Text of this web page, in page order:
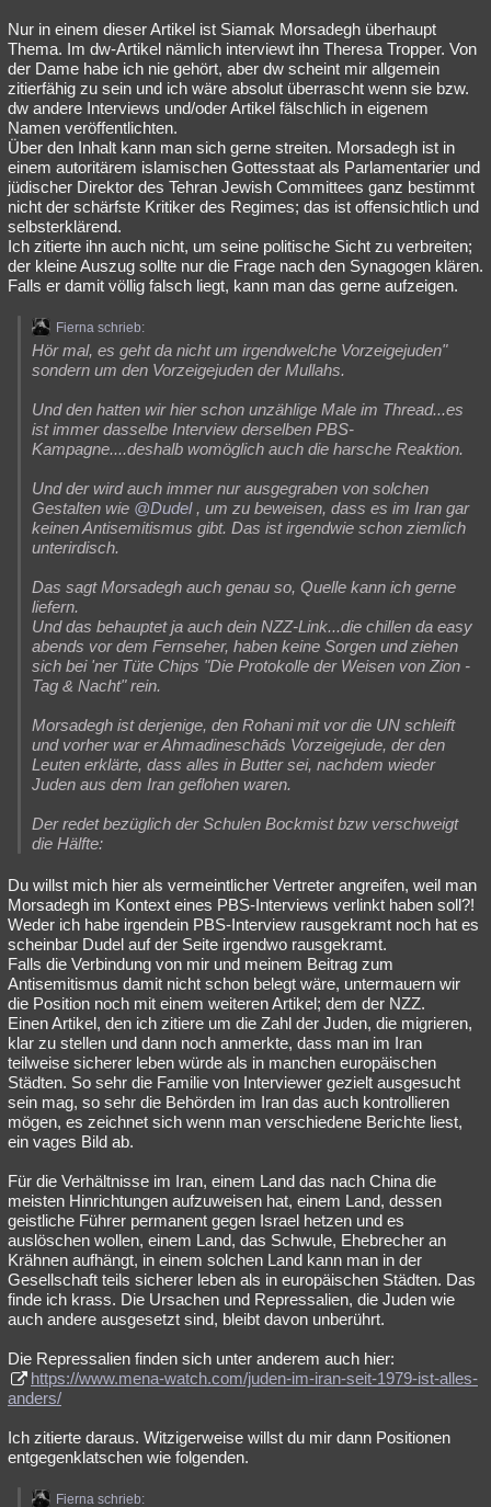
Nur in einem dieser Artikel ist Siamak Morsadegh überhaupt
Thema. Im dw-Artikel nämlich interviewt ihn Theresa Tropper. Von
der Dame habe ich nie gehört, aber dw scheint mir allgemein
zitierfähig zu sein und ich wäre absolut überrascht wenn sie bzw.
dw andere Interviews und/oder Artikel fälschlich in eigenem
Namen veröffentlichten.
Über den Inhalt kann man sich gerne streiten. Morsadegh ist in
einem autoritärem islamischen Gottesstaat als Parlamentarier und
jüdischer Direktor des Tehran Jewish Committees ganz bestimmt
nicht der schärfste Kritiker des Regimes; das ist offensichtlich und
selbsterklärend.
Ich zitierte ihn auch nicht, um seine politische Sicht zu verbreiten;
der kleine Auszug sollte nur die Frage nach den Synagogen klären.
Falls er damit völlig falsch liegt, kann man das gerne aufzeigen.
Fierna schrieb:
Hör mal, es geht da nicht um irgendwelche Vorzeigejuden"
sondern um den Vorzeigejuden der Mullahs.
Und den hatten wir hier schon unzählige Male im Thread...es
ist immer dasselbe Interview derselben PBS-
Kampagne....deshalb womöglich auch die harsche Reaktion.
Und der wird auch immer nur ausgegraben von solchen
Gestalten wie @Dudel, um zu beweisen, dass es im Iran gar
keinen Antisemitismus gibt. Das ist irgendwie schon ziemlich
unterirdisch.
Das sagt Morsadegh auch genau so, Quelle kann ich gerne
liefern.
Und das behauptet ja auch dein NZZ-Link...die chillen da easy
abends vor dem Fernseher, haben keine Sorgen und ziehen
sich bei 'ner Tüte Chips "Die Protokolle der Weisen von Zion -
Tag & Nacht" rein.
Morsadegh ist derjenige, den Rohani mit vor die UN schleift
und vorher war er Ahmadineschāds Vorzeigejude, der den
Leuten erklärte, dass alles in Butter sei, nachdem wieder
Juden aus dem Iran geflohen waren.
Der redet bezüglich der Schulen Bockmist bzw verschweigt
die Hälfte:
Du willst mich hier als vermeintlicher Vertreter angreifen, weil man
Morsadegh im Kontext eines PBS-Interviews verlinkt haben soll?!
Weder ich habe irgendein PBS-Interview rausgekramt noch hat es
scheinbar Dudel auf der Seite irgendwo rausgekramt.
Falls die Verbindung von mir und meinem Beitrag zum
Antisemitismus damit nicht schon belegt wäre, untermauern wir
die Position noch mit einem weiteren Artikel; dem der NZZ.
Einen Artikel, den ich zitiere um die Zahl der Juden, die migrieren,
klar zu stellen und dann noch anmerkte, dass man im Iran
teilweise sicherer leben würde als in manchen europäischen
Städten. So sehr die Familie von Interviewer gezielt ausgesucht
sein mag, so sehr die Behörden im Iran das auch kontrollieren
mögen, es zeichnet sich wenn man verschiedene Berichte liest,
ein vages Bild ab.
Für die Verhältnisse im Iran, einem Land das nach China die
meisten Hinrichtungen aufzuweisen hat, einem Land, dessen
geistliche Führer permanent gegen Israel hetzen und es
auslöschen wollen, einem Land, das Schwule, Ehebrecher an
Krähnen aufhängt, in einem solchen Land kann man in der
Gesellschaft teils sicherer leben als in europäischen Städten. Das
finde ich krass. Die Ursachen und Repressalien, die Juden wie
auch andere ausgesetzt sind, bleibt davon unberührt.
Die Repressalien finden sich unter anderem auch hier:
https://www.mena-watch.com/juden-im-iran-seit-1979-ist-alles-
anders/
Ich zitierte daraus. Witzigerweise willst du mir dann Positionen
entgegenklatschen wie folgenden.
Fierna schrieb: